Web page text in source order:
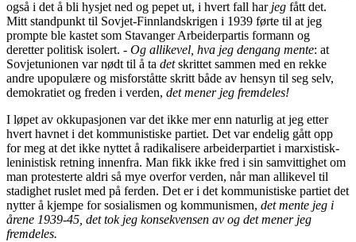
også i det å bli hysjet ned og pepet ut, i hvert fall har jeg fått det.
Mitt standpunkt til Sovjet-Finnlandskrigen i 1939 førte til at jeg
prompte ble kastet som Stavanger Arbeiderpartis formann og
deretter politisk isolert. - Og allikevel, hva jeg dengang mente: at
Sovjet­unionen var nødt til å ta detskrittet sammen med en rekke
andre upopulære og misforståtte skritt både av hensyn til seg selv,
demokratiet og freden i verden, det mener jeg fremdeles!
I løpet av okkupasjonen var det ikke mer enn naturlig at jeg etter
hvert havnet i det kommunistiske partiet. Det var endelig gått opp
for meg at det ikke nyttet å radikalisere arbeiderpartiet i marxistisk-
leninistisk retning innenfra. Man fikk ikke fred i sin samvittighet om
man protesterte aldri så mye overfor verden, når man allikevel til
stadighet ruslet med på ferden. Det er i det kommunistiske partiet det
nytter å kjempe for sosialismen og kommunismen, det mente jeg i
årene 1939-45, det tok jeg konsekvensen av og det mener jeg
fremdeles.